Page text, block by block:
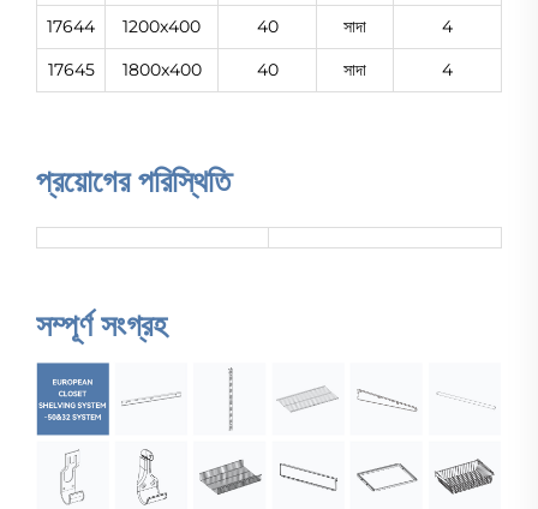
17644
1200x400 40 সাদা
4
17645
1800x400 40 সাদা 4
প্রয়োগের পরিস্থিতি
সম্পূর্ণ সংগ্রহ